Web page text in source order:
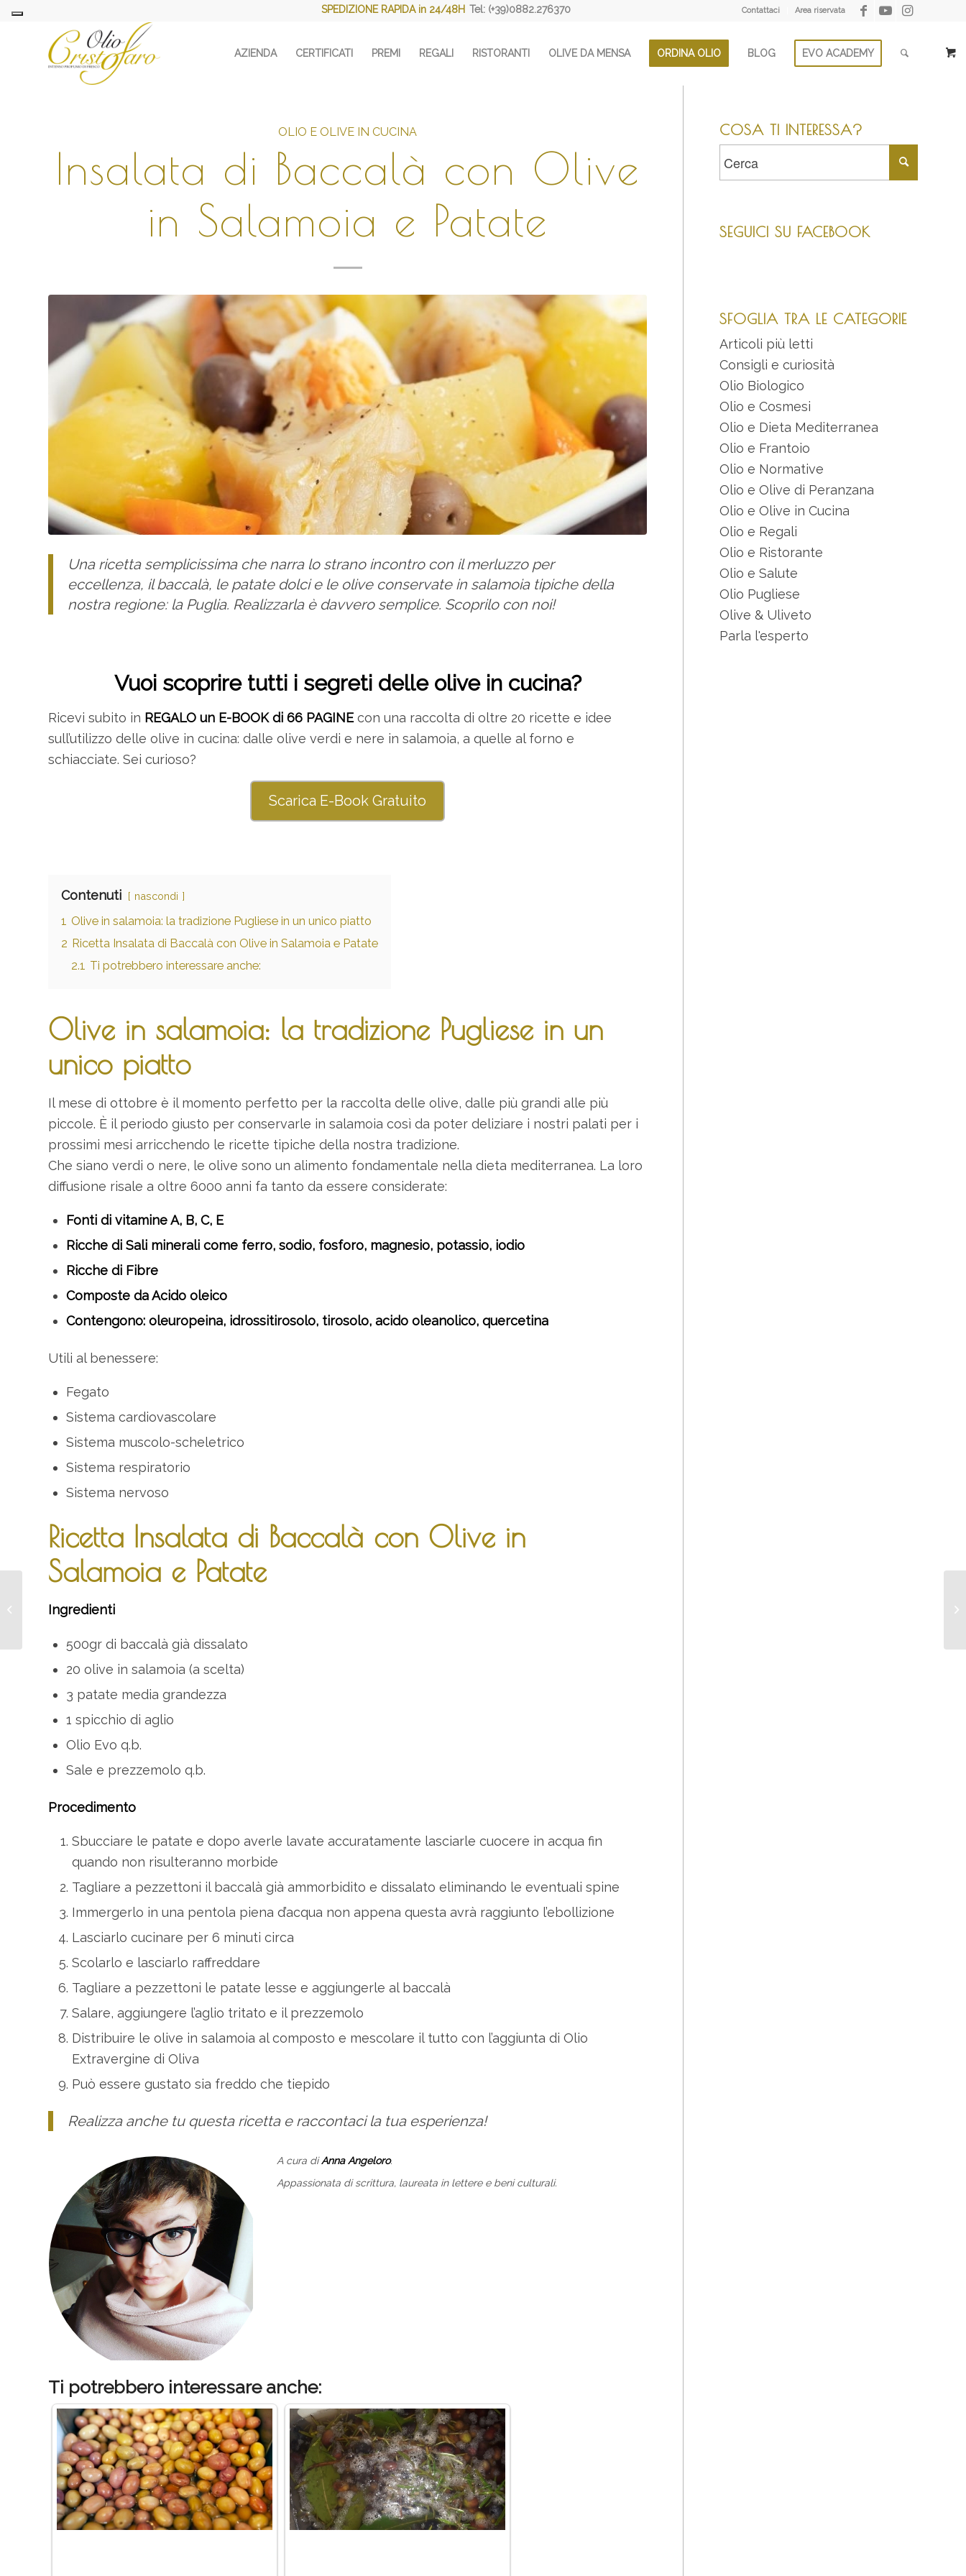
Contattaci Area riservata
SPEDIZIONE RAPIDA in 24/48H Tel: (+39)0882.276370
AZIENDA CERTIFICATI PREMI REGALI RISTORANTI OLIVE DA MENSA ORDINA OLIO BLOG EVO ACADEMY
OLIO E OLIVE IN CUCINA
Insalata di Baccalà con Olive
in Salamoia e Patate
Una ricetta semplicissima che narra lo strano incontro con il merluzzo per
eccellenza, il baccalà, le patate dolci e le olive conservate in salamoia tipiche della
nostra regione: la Puglia. Realizzarla è davvero semplice. Scoprilo con noi!
Vuoi scoprire tutti i segreti delle olive in cucina?
Ricevi subito in REGALO un E-BOOK di 66 PAGINEcon una raccolta di oltre 20 ricette e idee
sull’utilizzo delle olive in cucina: dalle olive verdi e nere in salamoia, a quelle al forno e
schiacciate. Sei curioso?
Scarica E-Book Gratuito
Contenuti nascondi
1 Olive in salamoia: la tradizione Pugliese in un unico piatto
2 Ricetta Insalata di Baccalà con Olive in Salamoia e Patate
2.1 Ti potrebbero interessare anche:
Olive in salamoia: la tradizione Pugliese in un
unico piatto
Il mese di ottobre è il momento perfetto per la raccolta delle olive, dalle più grandi alle più
piccole. È il periodo giusto per conservarle in salamoia così da poter deliziare i nostri palati per i
prossimi mesi arricchendo le ricette tipiche della nostra tradizione.
Che siano verdi o nere, le olive sono un alimento fondamentale nella dieta mediterranea. La loro
diffusione risale a oltre 6000 anni fa tanto da essere considerate:
Fonti di vitamine A, B, C, E
Ricche di Sali minerali come ferro, sodio, fosforo, magnesio, potassio, iodio
Ricche di Fibre
Composte da Acido oleico
Contengono: oleuropeina, idrossitirosolo, tirosolo, acido oleanolico, quercetina
Utili al benessere:
Fegato
Sistema cardiovascolare
Sistema muscolo-scheletrico
Sistema respiratorio
Sistema nervoso
Ricetta Insalata di Baccalà con Olive in
Salamoia e Patate
Ingredienti
500gr di baccalà già dissalato
20 olive in salamoia (a scelta)
3 patate media grandezza
1 spicchio di aglio
Olio Evo q.b.
Sale e prezzemolo q.b.
Procedimento
Sbucciare le patate e dopo averle lavate accuratamente lasciarle cuocere in acqua fin
quando non risulteranno morbide
Tagliare a pezzettoni il baccalà già ammorbidito e dissalato eliminando le eventuali spine
Immergerlo in una pentola piena d’acqua non appena questa avrà raggiunto l’ebollizione
Lasciarlo cucinare per 6 minuti circa
Scolarlo e lasciarlo raffreddare
Tagliare a pezzettoni le patate lesse e aggiungerle al baccalà
Salare, aggiungere l’aglio tritato e il prezzemolo
Distribuire le olive in salamoia al composto e mescolare il tutto con l’aggiunta di Olio
Extravergine di Oliva
Può essere gustato sia freddo che tiepido
Realizza anche tu questa ricetta e raccontaci la tua esperienza!
A cura diAnna Angeloro.
Appassionata di scrittura, laureata in lettere e beni culturali.
Ti potrebbero interessare anche:
COSA TI INTERESSA?
SEGUICI SU FACEBOOK
SFOGLIA TRA LE CATEGORIE
Articoli più letti
Consigli e curiosità
Olio Biologico
Olio e Cosmesi
Olio e Dieta Mediterranea
Olio e Frantoio
Olio e Normative
Olio e Olive di Peranzana
Olio e Olive in Cucina
Olio e Regali
Olio e Ristorante
Olio e Salute
Olio Pugliese
Olive & Uliveto
Parla l'esperto
Ricetta sfiziosa per